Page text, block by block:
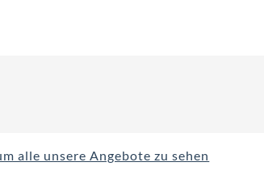
alle unsere Angebote zu sehen